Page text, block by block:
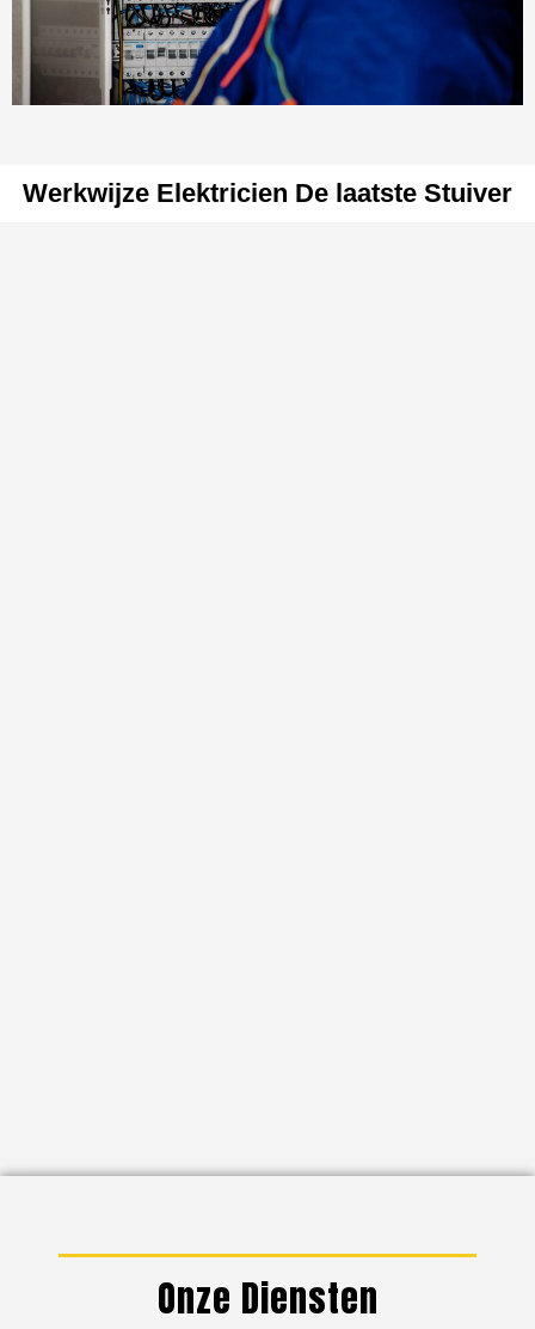
Werkwijze Elektricien De laatste Stuiver
Onze Diensten